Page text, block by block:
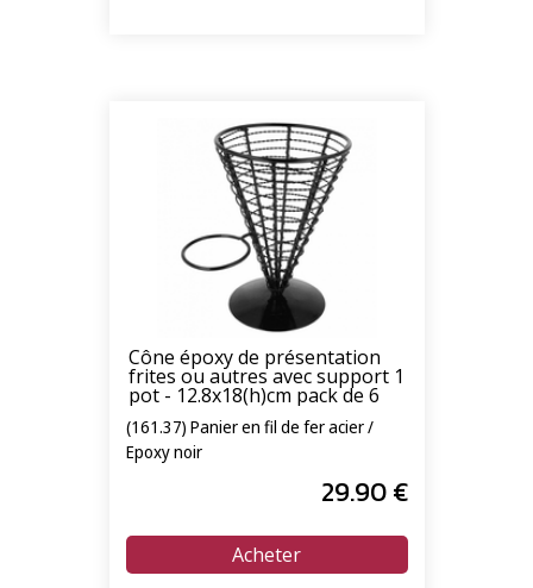
Cône époxy de présentation
frites ou autres avec support 1
pot - 12.8x18(h)cm pack de 6
(161.37) Panier en fil de fer acier /
Epoxy noir
29.90€